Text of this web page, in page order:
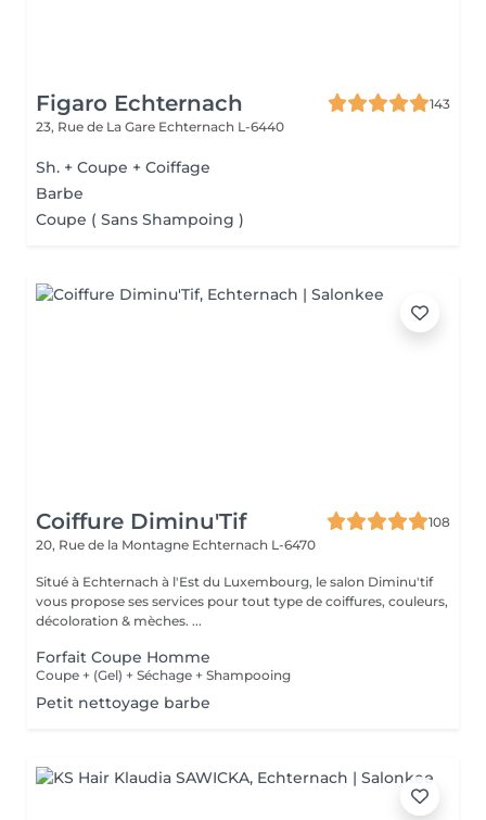
Figaro Echternach
143
23, Rue de La Gare Echternach L-6440
Sh. + Coupe + Coiffage
Barbe
Coupe ( Sans Shampoing )
Coiffure Diminu'Tif
108
20, Rue de la Montagne Echternach L-6470
Situé à Echternach à l'Est du Luxembourg, le salon Diminu'tif
vous propose ses services pour tout type de coiffures, couleurs,
décoloration & mèches. ...
Forfait Coupe Homme
Coupe + (Gel) + Séchage + Shampooing
Petit nettoyage barbe